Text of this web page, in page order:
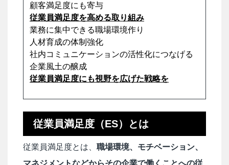
顧客満足度にも寄与
従業員満足度を高める取り組み
業務に集中できる職場環境作り
人材育成の体制強化
社内コミュニケーションの活性化につなげる
企業風土の醸成
従業員満足度にも視野を広げた戦略を
従業員満足度（ES）とは
従業員満足度とは、 職場環境、モチベーション、
マネジメントなどからその企業で働くことへの従